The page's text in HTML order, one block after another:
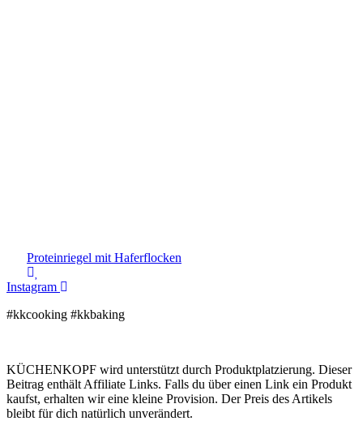
Proteinriegel mit Haferflocken
Instagram
#kkcooking #kkbaking
KÜCHENKOPF wird unterstützt durch Produktplatzierung. Dieser
Beitrag enthält Affiliate Links. Falls du über einen Link ein Produkt
kaufst, erhalten wir eine kleine Provision. Der Preis des Artikels
bleibt für dich natürlich unverändert.